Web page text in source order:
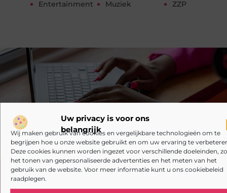
Uw privacy is voor ons
belangrijk
Wij maken gebruik van cookies en vergelijkbare technologieën om te
begrijpen hoe u onze website gebruikt en om uw ervaring te
Deze cookies kunnen worden ingezet voor verschillende doeleinden,
het tonen van gepersonaliseerde advertenties en het meten van het
gebruik van de website. Voor meer informatie kunt u ons cookiebeleid
raadplegen.
Entertainment Muziek ZZP
Registreer nu en word deel van ons
platform!